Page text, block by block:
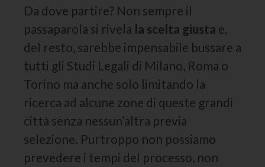
Da dove partire? Non sempre il
passaparola si rivela la scelta giusta e,
del resto, sarebbe impensabile bussare a
tutti gli Studi Legali di Milano, Roma o
Torino ma anche solo limitando la
ricerca ad alcune zone di queste grandi
città senza nessun’altra previa
selezione. Purtroppo non possiamo
prevedere i tempi del processo, non